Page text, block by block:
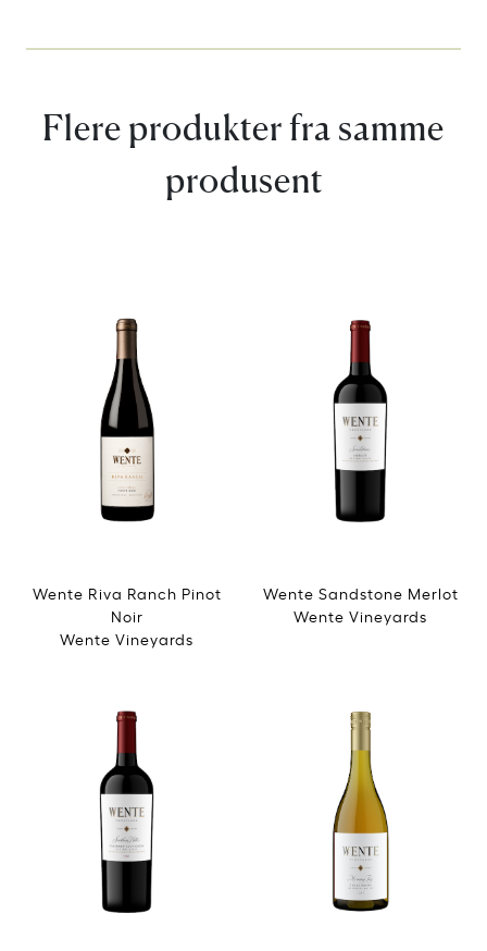
Flere produkter fra samme
produsent
Wente Riva Ranch Pinot
Noir
Wente Vineyards
Wente Sandstone Merlot
Wente Vineyards